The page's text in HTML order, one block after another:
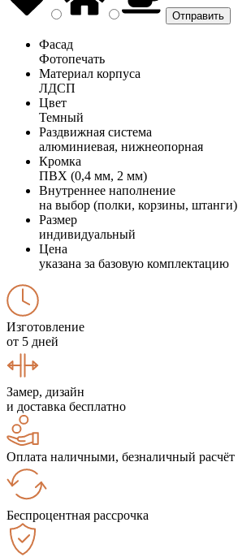
Фасад
Фотопечать
Материал корпуса
ЛДСП
Цвет
Темный
Раздвижная система
алюминиевая, нижнеопорная
Кромка
ПВХ (0,4 мм, 2 мм)
Внутреннее наполнение
на выбор (полки, корзины, штанги)
Размер
индивидуальный
Цена
указана за базовую комплектацию
Изготовление
от 5 дней
Замер, дизайн
и доставка бесплатно
Оплата наличными, безналичный расчёт
Беспроцентная рассрочка